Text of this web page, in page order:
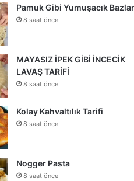
Pamuk Gibi Yumuşacık
8 saat önce
MAYASIZ İPEK GİBİ İNCECİK
LAVAŞ TARİFİ
8 saat önce
Kolay Kahvaltılık Tarifi
8 saat önce
Nogger Pasta
8 saat önce